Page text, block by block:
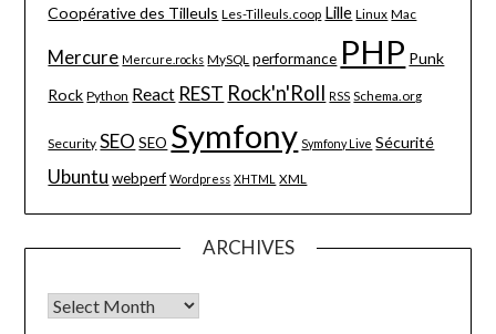
Coopérative des Tilleuls Les-Tilleuls.coop Lille Linux Mac
Mercure Mercure.rocks MySQL performance PHP Punk
Rock Python React REST Rock'n'Roll RSS Schema.org
Security SEO SEO Symfony Symfony Live Sécurité
Ubuntu webperf Wordpress XHTML XML
ARCHIVES
Archives